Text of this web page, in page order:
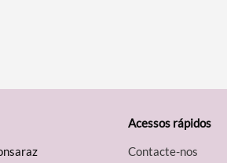
Acessos rápidos
Contacte-nos